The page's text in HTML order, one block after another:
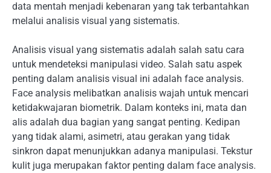
data mentah menjadi kebenaran yang tak terbantahkan
melalui analisis visual yang sistematis.
Analisis visual yang sistematis adalah salah satu cara
untuk mendeteksi manipulasi video. Salah satu aspek
penting dalam analisis visual ini adalah face analysis.
Face analysis melibatkan analisis wajah untuk mencari
ketidakwajaran biometrik. Dalam konteks ini, mata dan
alis adalah dua bagian yang sangat penting. Kedipan
yang tidak alami, asimetri, atau gerakan yang tidak
sinkron dapat menunjukkan adanya manipulasi. Tekstur
kulit juga merupakan faktor penting dalam face analysis.